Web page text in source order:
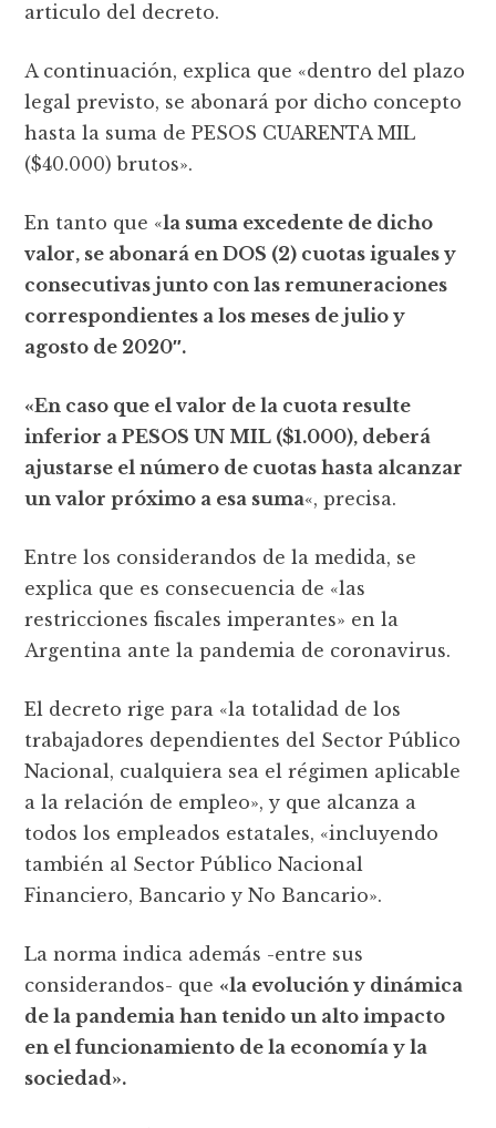
articulo del decreto.
A continuación, explica que «dentro del plazo
legal previsto, se abonará por dicho concepto
hasta la suma de PESOS CUARENTA MIL
($40.000) brutos».
En tanto que «la suma excedente de dicho
valor, se abonará en DOS (2) cuotas iguales y
consecutivas junto con las remuneraciones
correspondientes a los meses de julio y
agosto de 2020″.
«En caso que el valor de la cuota resulte
inferior a PESOS UN MIL ($1.000), deberá
ajustarse el número de cuotas hasta alcanzar
un valor próximo a esa suma«, precisa.
Entre los considerandos de la medida, se
explica que es consecuencia de «las
restricciones fiscales imperantes» en la
Argentina ante la pandemia de coronavirus.
El decreto rige para «la totalidad de los
trabajadores dependientes del Sector Público
Nacional, cualquiera sea el régimen aplicable
a la relación de empleo», y que alcanza a
todos los empleados estatales, «incluyendo
también al Sector Público Nacional
Financiero, Bancario y No Bancario».
La norma indica además -entre sus
considerandos- que «la evolución y dinámica
de la pandemia han tenido un alto impacto
en el funcionamiento de la economía y la
sociedad».